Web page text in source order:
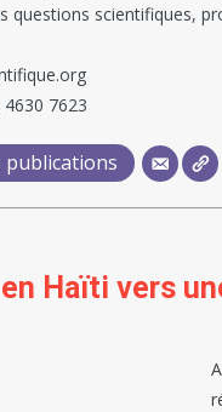
questions scientifiques,
7623
Haïti vers